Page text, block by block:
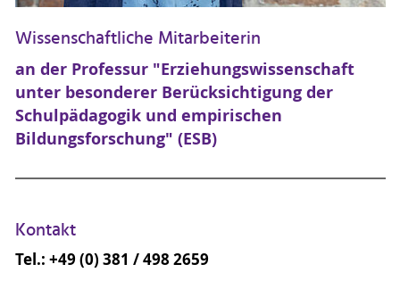
Wissenschaftliche Mitarbeiterin
an der Professur "Erziehungswissenschaft
unter besonderer Berücksichtigung der
Schulpädagogik und empirischen
Bildungsforschung" (ESB)
Kontakt
Tel.: +49 (0) 381 / 498 2659